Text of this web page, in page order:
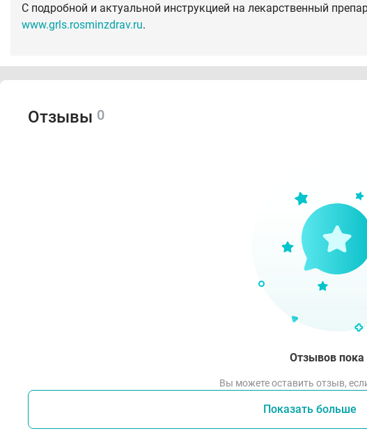
С подробной и актуальной инструкцией на лекарственный
www.grls.rosminzdrav.ru.
Отзывы 0
Отзывов пока
Вы можете оставить отзыв,
Показать больше